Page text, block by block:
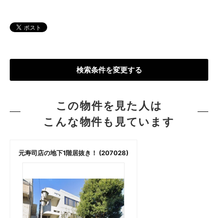
検索条件を変更する
この物件を見た人は
こんな物件も見ています
元寿司店の地下1階居抜き！ (207028)